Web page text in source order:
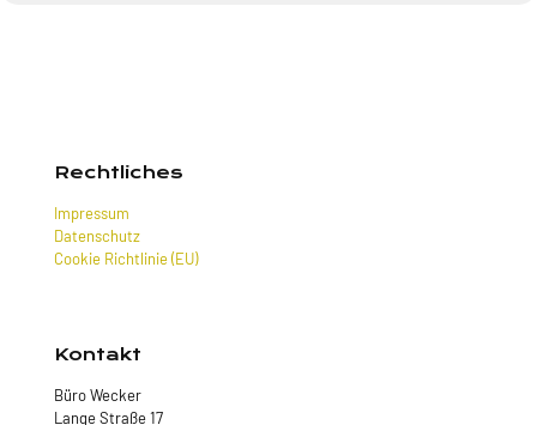
Rechtliches
Impressum
Datenschutz
Cookie Richtlinie (EU)
Kontakt
Büro Wecker
Lange Straße 17